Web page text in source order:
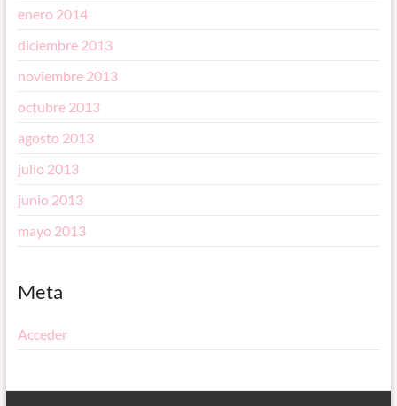
enero 2014
diciembre 2013
noviembre 2013
octubre 2013
agosto 2013
julio 2013
junio 2013
mayo 2013
Meta
Acceder